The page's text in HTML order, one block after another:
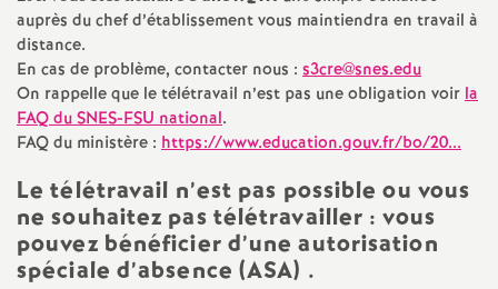
r
é
O
r
auprès du chef d’établissement vous maintiendra en travail à
distance.
En cas de problème, contacter nous : s3cre@snes.edu
On rappelle que le télétravail n’est pas une obligation voirla
FAQduSNES-FSUnational.
FAQdu ministère : https://www.education.gouv.fr/bo/20...
Le télétravail n’est pas possible ou vous
ne souhaitez pas télétravailler : vous
pouvez bénéficier d’uneautorisation
spéciale d’absence (ASA) .